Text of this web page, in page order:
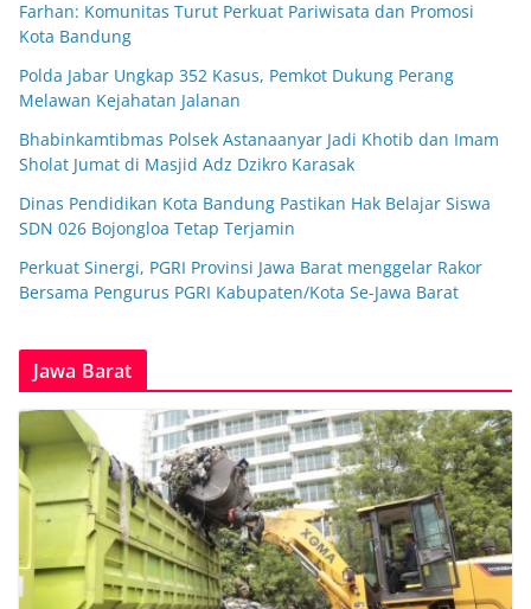
Farhan: Komunitas Turut Perkuat Pariwisata dan Promosi
Kota Bandung
Polda Jabar Ungkap 352 Kasus, Pemkot Dukung Perang
Melawan Kejahatan Jalanan
Bhabinkamtibmas Polsek Astanaanyar Jadi Khotib dan Imam
Sholat Jumat di Masjid Adz Dzikro Karasak
Dinas Pendidikan Kota Bandung Pastikan Hak Belajar Siswa
SDN 026 Bojongloa Tetap Terjamin
Perkuat Sinergi, PGRI Provinsi Jawa Barat menggelar Rakor
Bersama Pengurus PGRI Kabupaten/Kota Se-Jawa Barat
Jawa Barat